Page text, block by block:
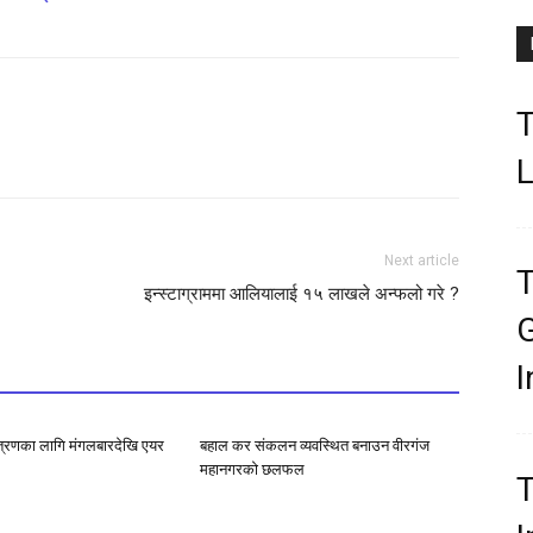
Next article
इन्स्टाग्राममा आलियालाई १५ लाखले अन्फलो गरे ?
लागि मंगलबारदेखि एयर
बहाल कर संकलन व्यवस्थित बनाउन वीरगंज
महानगरको छलफल